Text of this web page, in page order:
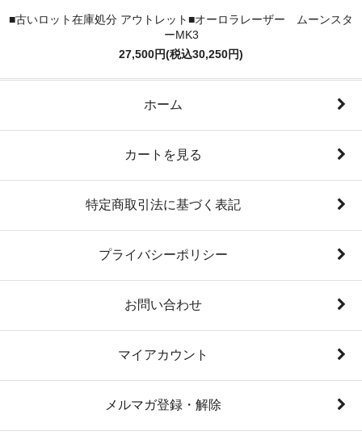
■古いロット在庫処分 アウトレット■オーロラレーザー ムーンスタ
ーMK3
27,500円(税込30,250円)
ホーム
カートを見る
特定商取引法に基づく表記
プライバシーポリシー
お問い合わせ
マイアカウント
メルマガ登録・解除